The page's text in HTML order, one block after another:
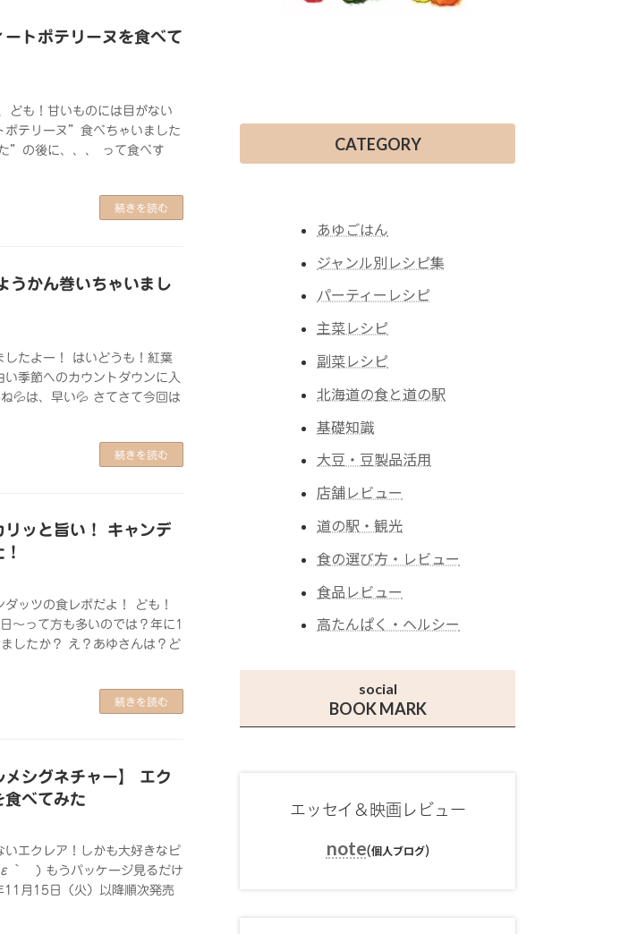
ートポテリーヌを食べて
ども！甘いものには目がない
ポテリーヌ”食べちゃいました
”の後に、、、 って食べす
続きを読む
うかん巻いちゃいまし
したよー！ はいどうも！紅葉
季節へのカウントダウンに入
💦は、早い💦 さてさて今回は
続きを読む
ッと旨い！ キャンデ
ッツの食レポだよ！ ども！
～って方も多いのでは？年に1
したか？ え？あゆさんは？ど
続きを読む
シグネチャー】 エク
食べてみた
いエクレア！しかも大好きなピ
｀ ) もうパッケージ見るだけ
月15日（火）以降順次発売
CATEGORY
あゆごはん
ジャンル別レシピ集
パーティーレシピ
主菜レシピ
副菜レシピ
北海道の食と道の駅
基礎知識
大豆・豆製品活用
店舗レビュー
道の駅・観光
食の選び方・レビュー
食品レビュー
高たんぱく・ヘルシー
social
BOOK MARK
エッセイ＆映画レビュー
note(個人ブログ)